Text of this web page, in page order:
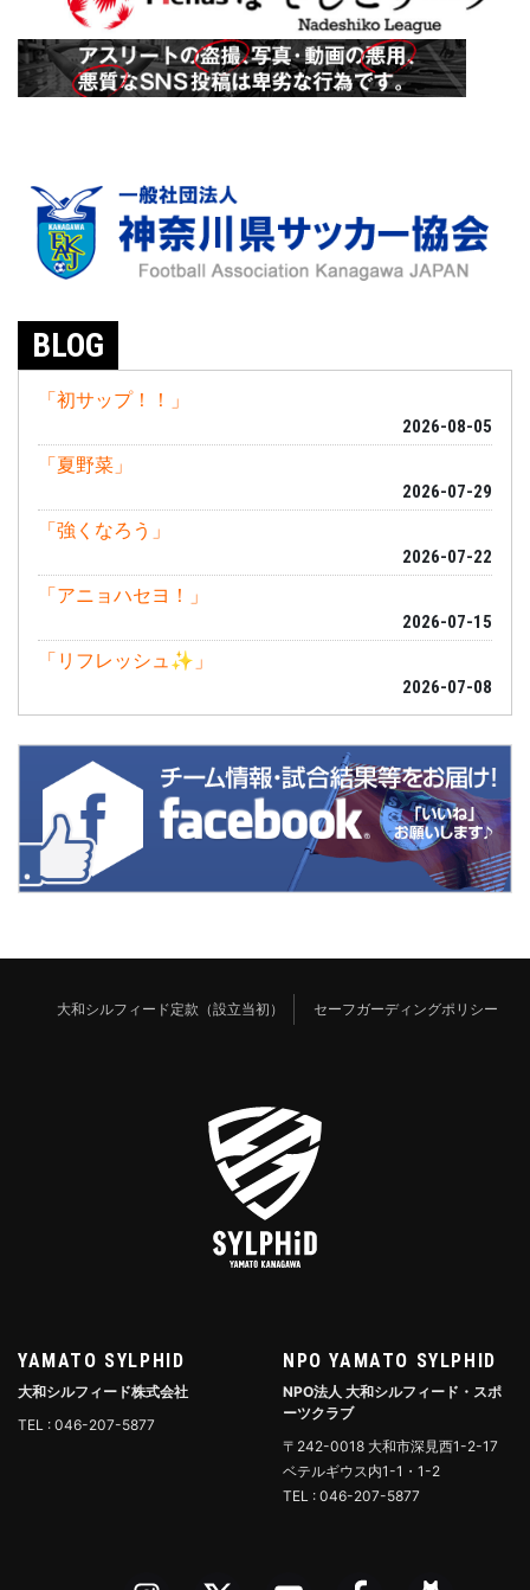
BLOG
「初サップ！！」
2026-08-05
「夏野菜」
2026-07-29
「強くなろう」
2026-07-22
「アニョハセヨ！」
2026-07-15
「リフレッシュ✨」
2026-07-08
大和シルフィード定款（設立当初） セーフガーディングポリシー
YAMATO SYLPHID
大和シルフィード株式会社
TEL : 046-207-5877
NPO YAMATO SYLPHID
NPO法人 大和シルフィード・スポ
ーツクラブ
〒242-0018 大和市深見西1-2-17
ベテルギウス内1-1・1-2
TEL : 046-207-5877